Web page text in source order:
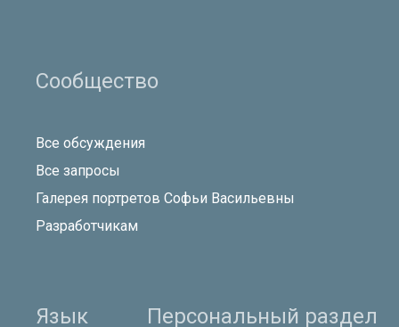
Сообщество
Все обсуждения
Все запросы
Галерея портретов Софьи Васильевны
Разработчикам
Язык Персональный раздел